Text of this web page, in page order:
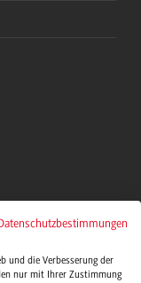
und die Verbesserung der
nur mit Ihrer Zustimmung